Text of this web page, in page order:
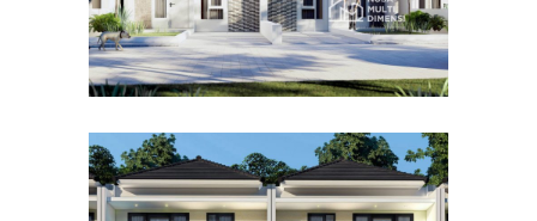
Desain Cluster Premier 4 di
Cibinong Bogor